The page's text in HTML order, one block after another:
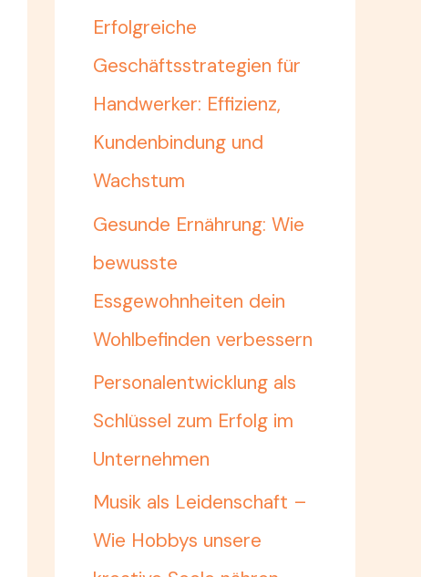
Erfolgreiche
Geschäftsstrategien für
Handwerker: Effizienz,
Kundenbindung und
Wachstum
Gesunde Ernährung: Wie
bewusste
Essgewohnheiten dein
Wohlbefinden verbessern
Personalentwicklung als
Schlüssel zum Erfolg im
Unternehmen
Musik als Leidenschaft –
Wie Hobbys unsere